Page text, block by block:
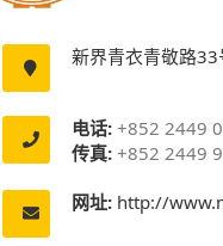
新界青衣青敬路
电话: +852 2449
传真: +852 2449
网址: http://